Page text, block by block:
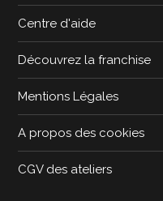
Centre d'aide
Découvrez la franchise
Mentions Légales
A propos des cookies
CGV des ateliers